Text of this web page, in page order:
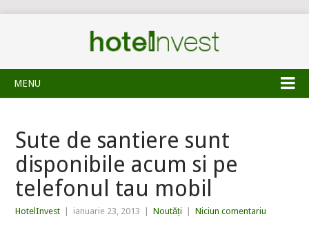
MENU
Sute de santiere sunt
disponibile acum si pe
telefonul tau mobil
HotelInvest ianuarie 23, 2013 Noutăți Niciun comentariu